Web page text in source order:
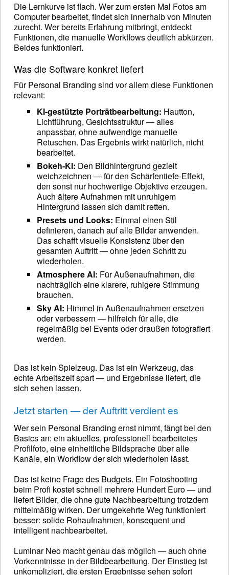
Die Lernkurve ist flach. Wer zum ersten Mal Fotos am
Computer bearbeitet, findet sich innerhalb von Minuten
zurecht. Wer bereits Erfahrung mitbringt, entdeckt
Funktionen, die manuelle Workflows deutlich abkürzen.
Beides funktioniert.
Was die Software konkret liefert
Für Personal Branding sind vor allem diese Funktionen
relevant:
KI-gestützte Porträtbearbeitung: Hautton,
Lichtführung, Gesichtsstruktur — alles
anpassbar, ohne aufwendige manuelle
Retuschen. Das Ergebnis wirkt natürlich, nicht
bearbeitet.
Bokeh-KI: Den Bildhintergrund gezielt
weichzeichnen — für den Schärfentiefe-Effekt,
den sonst nur hochwertige Objektive erzeugen.
Auch ältere Aufnahmen mit unruhigem
Hintergrund lassen sich damit retten.
Presets und Looks: Einmal einen Stil
definieren, danach auf alle Bilder anwenden.
Das schafft visuelle Konsistenz über den
gesamten Auftritt — ohne jeden Schritt zu
wiederholen.
Atmosphere AI: Für Außenaufnahmen, die
nachträglich eine klarere, ruhigere Stimmung
brauchen.
Sky AI: Himmel in Außenaufnahmen ersetzen
oder verbessern — hilfreich für alle, die
regelmäßig bei Events oder draußen fotografiert
werden.
Das ist kein Spielzeug. Das ist ein Werkzeug, das
echte Arbeitszeit spart — und Ergebnisse liefert, die
sich sehen lassen.
Jetzt starten — der Auftritt verdient es
Wer sein Personal Branding ernst nimmt, fängt bei den
Basics an: ein aktuelles, professionell bearbeitetes
Profilfoto, eine einheitliche Bildsprache über alle
Kanäle, ein Workflow der sich wiederholen lässt.
Das ist keine Frage des Budgets. Ein Fotoshooting
beim Profi kostet schnell mehrere Hundert Euro — und
liefert Bilder, die ohne gute Nachbearbeitung trotzdem
mittelmäßig wirken. Der umgekehrte Weg funktioniert
besser: solide Rohaufnahmen, konsequent und
intelligent nachbearbeitet.
Luminar Neo macht genau das möglich — auch ohne
Vorkenntnisse in der Bildbearbeitung. Der Einstieg ist
unkompliziert, die ersten Ergebnisse sehen sofort